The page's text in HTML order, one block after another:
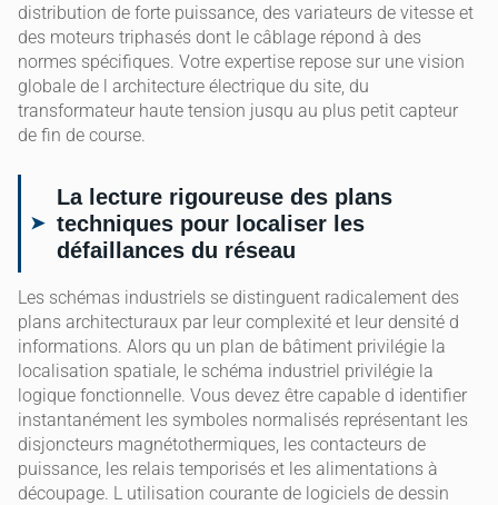
distribution de forte puissance, des variateurs de vitesse et
des moteurs triphasés dont le câblage répond à des
normes spécifiques. Votre expertise repose sur une vision
globale de l architecture électrique du site, du
transformateur haute tension jusqu au plus petit capteur
de fin de course.
La lecture rigoureuse des plans
techniques pour localiser les
défaillances du réseau
Les schémas industriels se distinguent radicalement des
plans architecturaux par leur complexité et leur densité d
informations. Alors qu un plan de bâtiment privilégie la
localisation spatiale, le schéma industriel privilégie la
logique fonctionnelle. Vous devez être capable d identifier
instantanément les symboles normalisés représentant les
disjoncteurs magnétothermiques, les contacteurs de
puissance, les relais temporisés et les alimentations à
découpage. L utilisation courante de logiciels de dessin